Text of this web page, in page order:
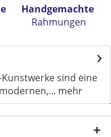
Handgemachte
Rahmungen
sind eine
mehr